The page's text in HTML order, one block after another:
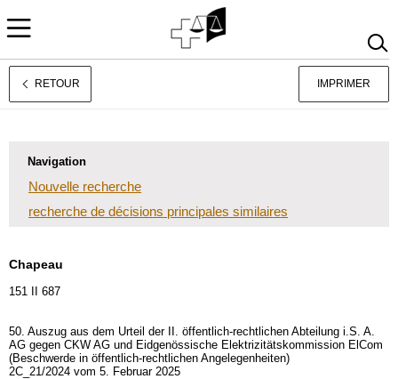
Jurisprudence
RETOUR IMPRIMER
Navigation
Nouvelle recherche
recherche de décisions principales similaires
Chapeau
151 II 687
50. Auszug aus dem Urteil der II. öffentlich-rechtlichen Abteilung i.S. A.
AG gegen CKW AG und Eidgenössische Elektrizitätskommission ElCom
(Beschwerde in öffentlich-rechtlichen Angelegenheiten)
2C_21/2024 vom 5. Februar 2025